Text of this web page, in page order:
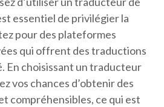
essentiel de privilégier la
pour des plateformes
qui offrent des traductions
En choisissant un traducteur
vos chances d’obtenir des
compréhensibles, ce qui est